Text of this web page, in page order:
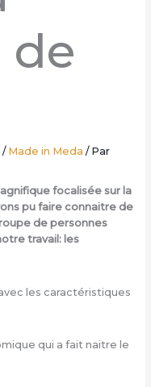
de
/ Made in Meda / Par
focalisée sur la
pu faire connaitre de
de personnes
travail: les
les caractéristiques
qui a fait naitre le